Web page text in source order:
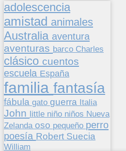
adolescencia
amistad animales
Australia aventura
aventuras barco Charles
clásico cuentos
escuela España
familia fantasía
fábula gato guerra Italia
John little niño niños Nueva
Zelanda oso pequeño perro
poesía Robert Suecia
William